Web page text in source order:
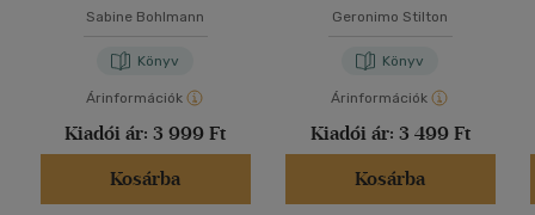
Sabine Bohlmann
Könyv
Árinformációk
Kiadói ár: 3 999 Ft
Kosárba
Geronimo Stilton
Könyv
Árinformációk
Kiadói ár: 3 499 Ft
Kosárba